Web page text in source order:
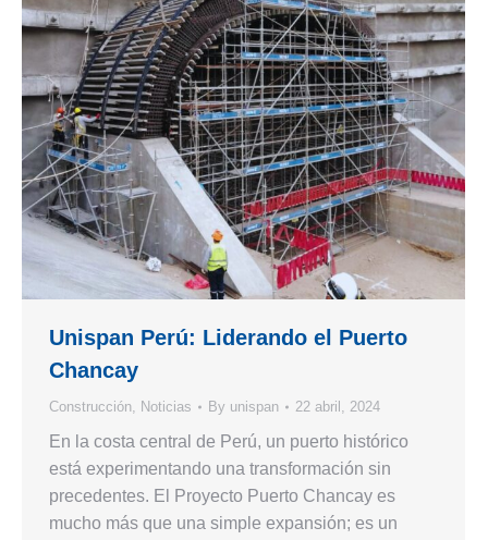
Unispan Perú: Liderando el Puerto
Chancay
Construcción, Noticias By unispan 22 abril, 2024
En la costa central de Perú, un puerto histórico
está experimentando una transformación sin
precedentes. El Proyecto Puerto Chancay es
mucho más que una simple expansión; es un